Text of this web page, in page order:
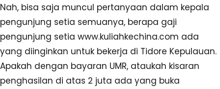
Nah, bisa saja muncul pertanyaan dalam kepala
pengunjung setia semuanya, berapa gaji
pengunjung setia www.kuliahkechina.com ada
yang diinginkan untuk bekerja di Tidore Kepulauan.
Apakah dengan bayaran UMR, ataukah kisaran
penghasilan di atas 2 juta ada yang buka